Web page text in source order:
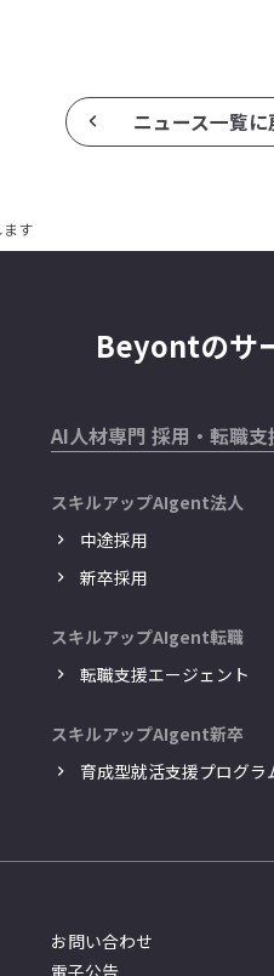
ニュース一覧に
ます
Beyontのサ
AI人材専門 採用・転職支
スキルアップAIgent法人
中途採用
新卒採用
スキルアップAIgent転職
転職支援エージェント
スキルアップAIgent新卒
育成型就活支援プログラ
お問い合わせ
電子公告